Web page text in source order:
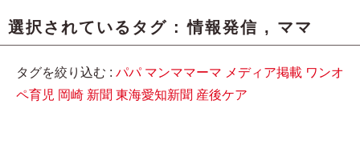
選択されているタグ :情報発信 , ママ
タグを絞り込む : パパ マンママーマ メディア掲載 ワンオ
ペ育児 岡崎 新聞 東海愛知新聞 産後ケア